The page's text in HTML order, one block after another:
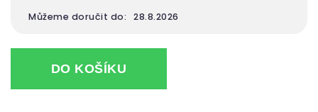
Můžeme doručit do: 28.8.2026
DO KOŠÍKU